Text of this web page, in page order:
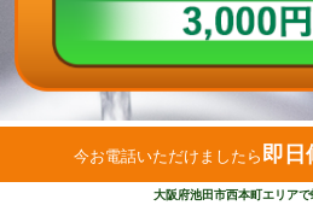
今お電話いただけましたら 即日
大阪府池田市西本町エリア